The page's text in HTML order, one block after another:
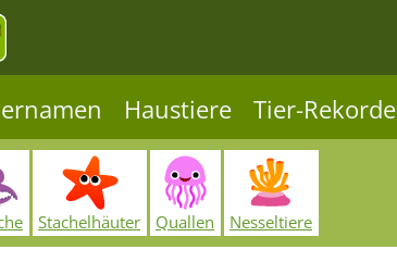
Haustiere Tier-Rekorde
Stachelhäuter Quallen Nesseltiere